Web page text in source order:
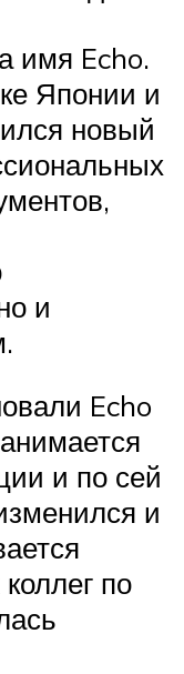
имя Echo.
Японии и
новый
и
Echo
и по сей
и
по